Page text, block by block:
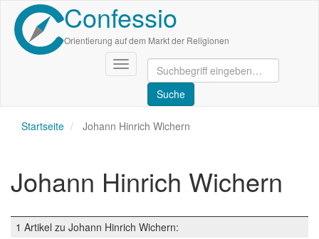
Direkt
zum
Inhalt
Confessio
Orientierung auf dem Markt der Religionen
Navigation
aktivieren/deaktivieren
Startseite Johann Hinrich Wichern
Johann Hinrich Wichern
1 Artikel zu Johann Hinrich Wichern: